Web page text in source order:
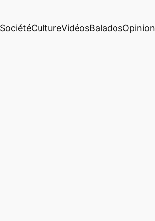
SociétéCultureVidéosBaladosOpinion